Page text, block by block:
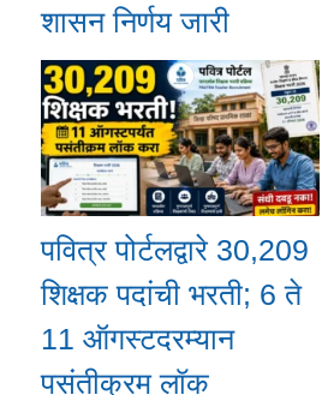
शासन निर्णय जारी
पवित्र पोर्टलद्वारे 30,209
शिक्षक पदांची भरती; 6 ते
11 ऑगस्टदरम्यान
पसंतीक्रम लॉक